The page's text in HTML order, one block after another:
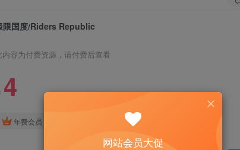
限国度/Riders Republic
内容为付费资源，请付费后查看
4
年费会员 免费
网站会员大促